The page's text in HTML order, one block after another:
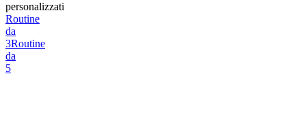
personalizzati
Routine
da
3Routine
da
5